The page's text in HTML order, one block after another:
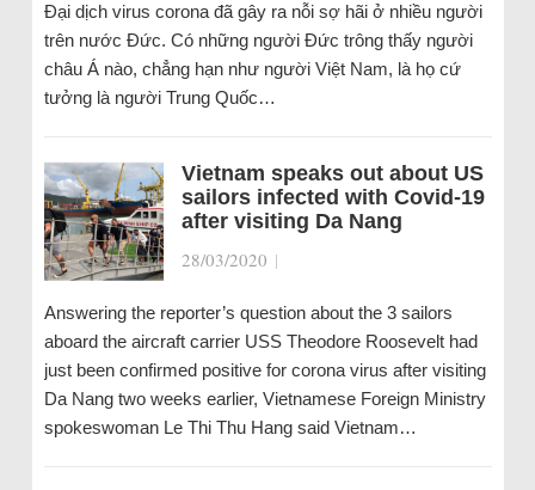
Đại dịch virus corona đã gây ra nỗi sợ hãi ở nhiều người
trên nước Đức. Có những người Đức trông thấy người
châu Á nào, chẳng hạn như người Việt Nam, là họ cứ
tưởng là người Trung Quốc…
Vietnam speaks out about US
sailors infected with Covid-19
after visiting Da Nang
28/03/2020 |
Answering the reporter’s question about the 3 sailors
aboard the aircraft carrier USS Theodore Roosevelt had
just been confirmed positive for corona virus after visiting
Da Nang two weeks earlier, Vietnamese Foreign Ministry
spokeswoman Le Thi Thu Hang said Vietnam…